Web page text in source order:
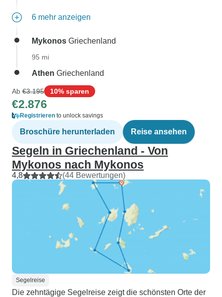
6 mehr anzeigen
Mykonos Griechenland
95 mi
Athen Griechenland
Ab €3.195 10% sparen
€2.876
Registrieren to unlock savings
Broschüre herunterladen Reise ansehen
Segeln in Griechenland - Von
Mykonos nach Mykonos
4,8 (44 Bewertungen)
Segelreise
Die zehntägige Segelreise zeigt die schönsten Orte der